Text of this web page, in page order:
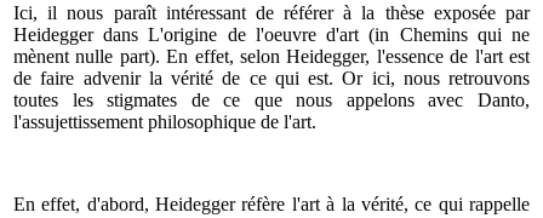
Ici, il nous paraît intéressant de référer à la thèse exposée par
Heidegger dans L'origine de l'oeuvre d'art (in Chemins qui ne
mènent nulle part). En effet, selon Heidegger, l'essence de l'art est
de faire advenir la vérité de ce qui est. Or ici, nous retrouvons
toutes les stigmates de ce que nous appelons avec Danto,
l'assujettissement philosophique de l'art.
En effet, d'abord, Heidegger réfère l'art à la vérité, ce qui rappelle